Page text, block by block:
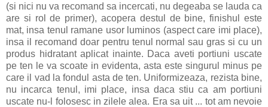
(si nici nu va recomand sa incercati, nu degeaba se lauda ca
are si rol de primer), acopera destul de bine, finishul este
mat, insa tenul ramane usor luminos (aspect care imi place),
insa il recomand doar pentru tenul normal sau gras si cu un
produs hidratant aplicat inainte. Daca aveti portiuni uscate
pe ten le va scoate in evidenta, asta este singurul minus pe
care il vad la fondul asta de ten. Uniformizeaza, rezista bine,
nu incarca tenul, imi place, insa daca stiu ca am portiuni
uscate nu-l folosesc in zilele alea. Era sa uit ... tot am nevoie